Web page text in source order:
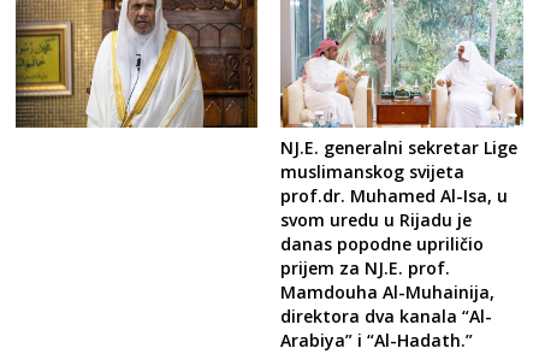
NJ.E. generalni sekretar Lige
muslimanskog svijeta
prof.dr. Muhamed Al-Isa, u
svom uredu u Rijadu je
danas popodne upriličio
prijem za NJ.E. prof.
Mamdouha Al-Muhainija,
direktora dva kanala “Al-
Arabiya” i “Al-Hadath.”